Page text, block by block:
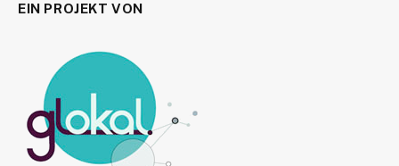
EIN PROJEKT VON